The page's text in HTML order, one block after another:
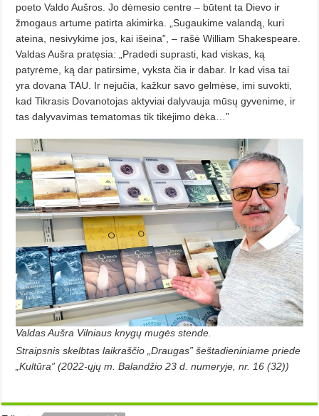
poeto Valdo Aušros. Jo dėmesio centre – būtent ta Dievo ir
žmogaus artume patirta akimirka. „Sugaukime valandą, kuri
ateina, nesivykime jos, kai išeina”, – rašė William Shakespeare.
Valdas Aušra pratęsia: „Pradedi suprasti, kad viskas, ką
patyrėme, ką dar patirsime, vyksta čia ir dabar. Ir kad visa tai
yra dovana TAU. Ir nejučia, kažkur savo gelmėse, imi suvokti,
kad Tikrasis Dovanotojas aktyviai dalyvauja mūsų gyvenime, ir
tas dalyvavimas tematomas tik tikėjimo dė­ka…”
Valdas Aušra Vilniaus knygų mugės stende.
Straipsnis skelbtas laikraščio „Draugas” šeštadieniniame priede
„Kultūra” (2022-ųjų m. Balandžio 23 d. numeryje, nr. 16 (32))